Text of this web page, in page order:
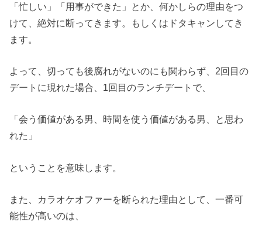
「忙しい」「用事ができた」とか、何かしらの理由をつ
けて、絶対に断ってきます。もしくはドタキャンしてき
ます。
よって、切っても後腐れがないのにも関わらず、2回目の
デートに現れた場合、1回目のランチデートで、
「会う価値がある男、時間を使う価値がある男、と思わ
れた」
ということを意味します。
また、カラオケオファーを断られた理由として、一番可
能性が高いのは、